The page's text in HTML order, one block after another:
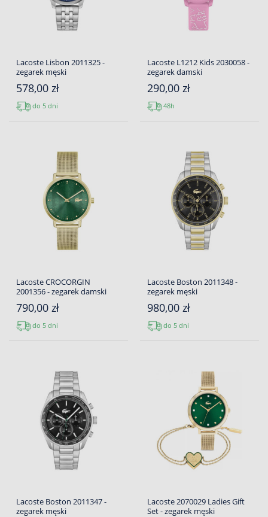
Lacoste Lisbon 2011325 -
zegarek męski
578,00 zł
do 5 dni
Lacoste L1212 Kids 2030058 -
zegarek damski
290,00 zł
48h
Lacoste CROCORGIN
2001356 - zegarek damski
790,00 zł
do 5 dni
Lacoste Boston 2011348 -
zegarek męski
980,00 zł
do 5 dni
Lacoste Boston 2011347 -
zegarek męski
Lacoste 2070029 Ladies Gift
Set - zegarek męski